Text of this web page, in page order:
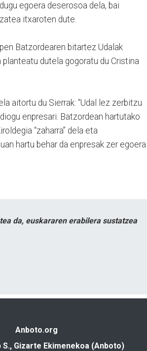
egoera deserosoa dela, bai
itxaroten dute.
Batzordearen bitartez Udalak
dutela gogoratu du Cristina
aitortu du Sierrak: “Udal lez zerbitzu
enpresari. Batzordean hartutako
“zaharra” dela eta
hartu behar da enpresak zer egoera
da, euskararen erabilera sustatzea
Anboto.org
S., Gizarte Ekimenekoa (Anboto)